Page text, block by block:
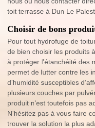
toit terrasse à Dun Le
Choisir de bons
Pour tout hydrofuge de
de bien choisir les produits
à protéger l’étanchéité des
permet de lutter contre les
d’humidité susceptibles
plusieurs couches par
produit n’est toutefois pas
N’hésitez pas à vous faire
trouver la solution la plus